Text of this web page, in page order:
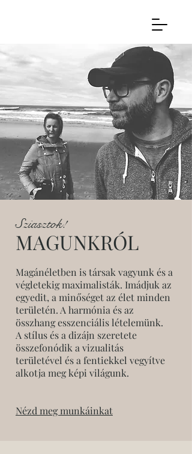
MAGUNKRÓL
Sziasztok!
Magánéletben is társak vagyunk és a
végletekig maximalisták. Imádjuk az
egyedit, a minőséget az élet minden
területén. A harmónia és az
összhang esszenciális lételemünk.
A stílus és a dizájn szeretete
összefonódik a vizualitás
területével és a fentiekkel vegyítve
alkotja meg képi világunk.
Nézd meg munkáinkat